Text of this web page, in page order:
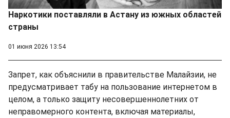
Наркотики поставляли в Астану из южных областей
страны
01 июня 2026 13:54
Запрет, как объяснили в правительстве Малайзии, не
предусматривает табу на пользование интернетом в
целом, а только защиту несовершеннолетних от
неправомерного контента, включая материалы,